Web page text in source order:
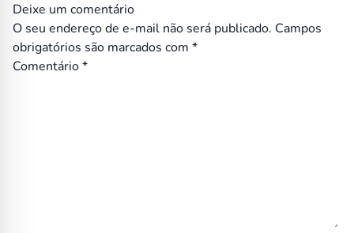
Deixe um comentário
O seu endereço de e-mail não será publicado. Campos
obrigatórios são marcados com *
Comentário*